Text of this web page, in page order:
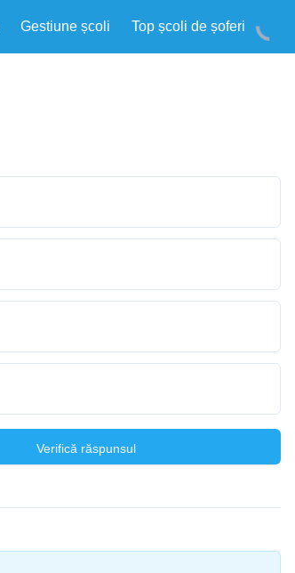
Gestiune școli Top școli de șoferi
Verifică răspunsul